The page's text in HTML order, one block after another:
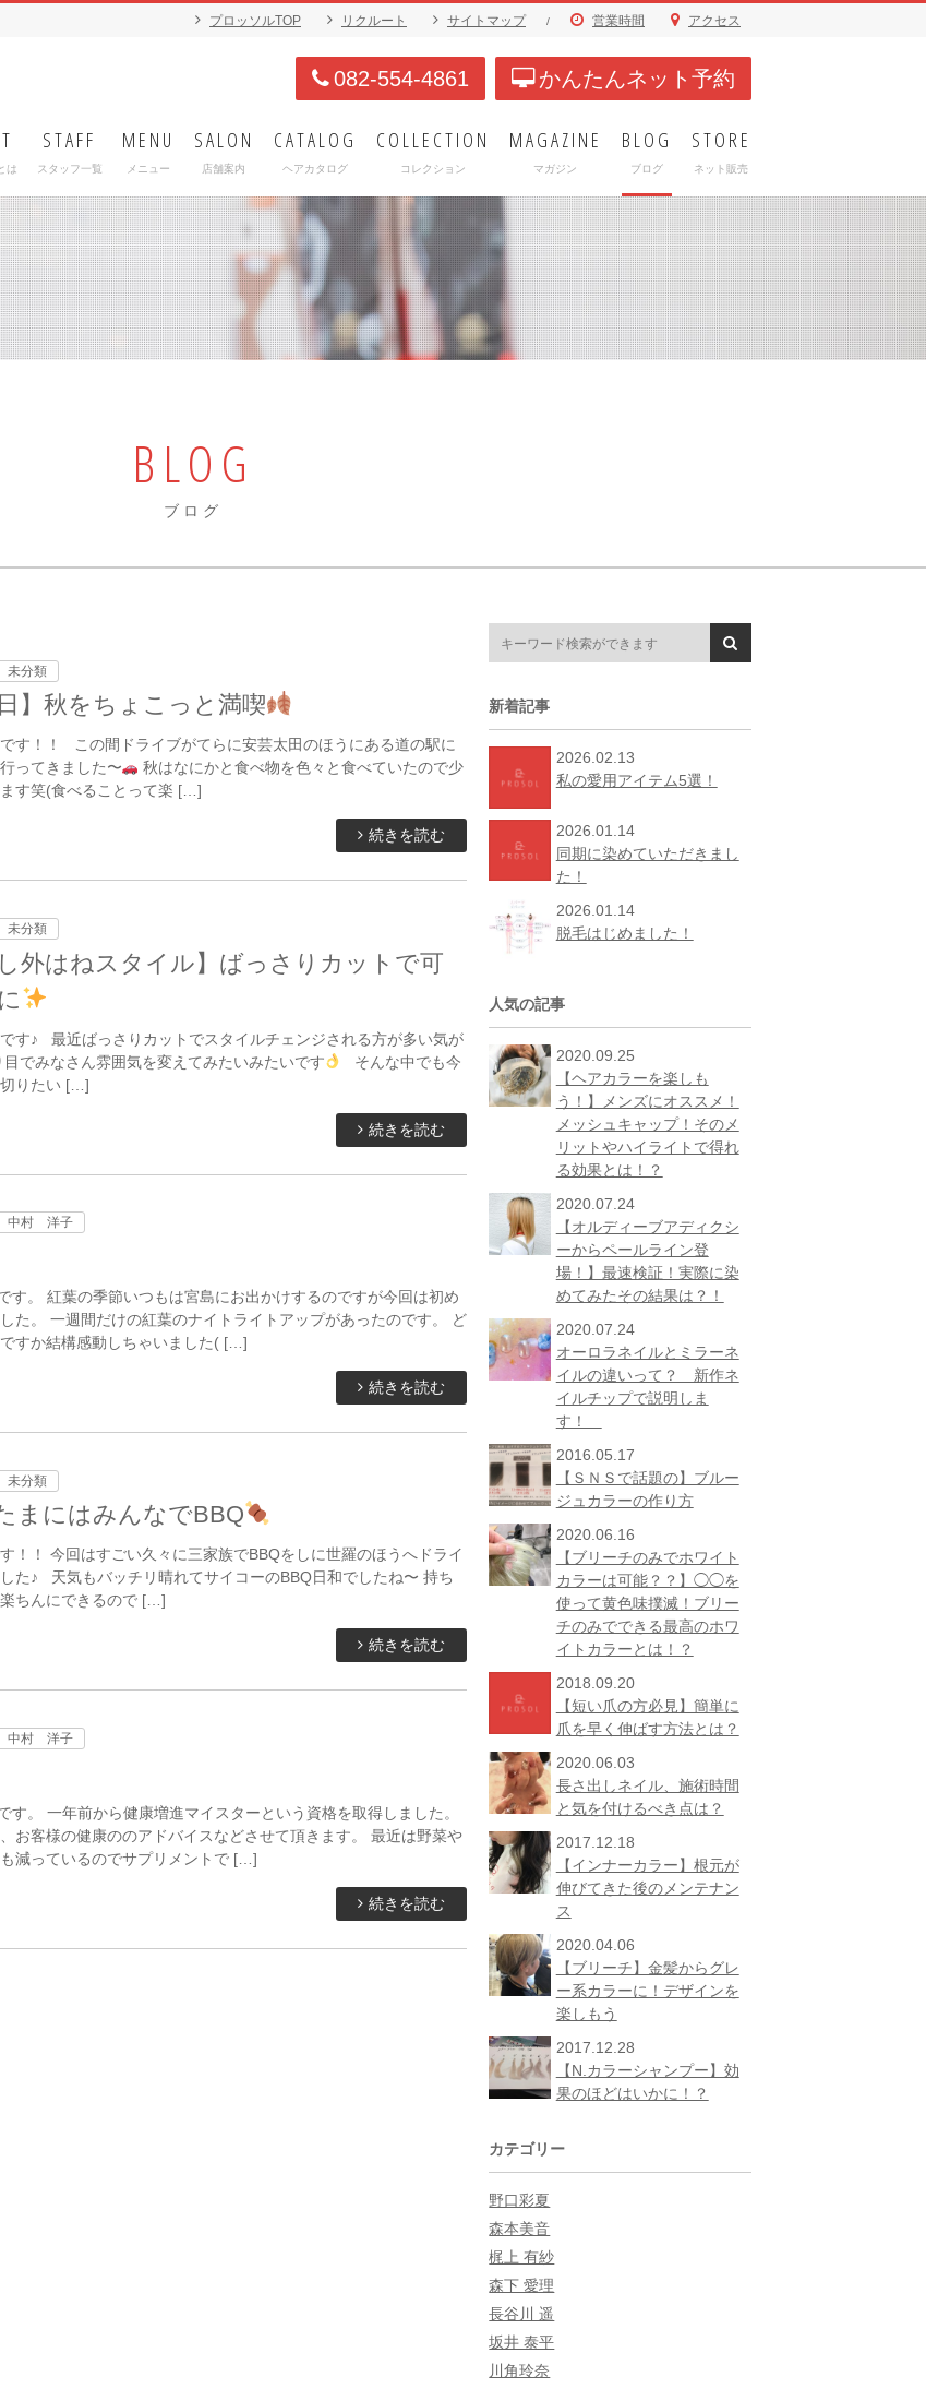
プロッソルTOP リクルート サイトマップ / 営業時間 アクセス
082-554-4861 かんたんネット予約
は
STAFF
スタッフ一覧
MENU
メニュー
SALON
店舗案内
CATALOG
ヘアカタログ
COLLECTION
コレクション
MAGAZINE
マガジン
BLOG
ブログ
STORE
ネット販売
BLOG
ブログ
未分類
】秋をちょこっと満喫
す！！ この間ドライブがてらに安芸太田のほうにある道の駅に
ってきました〜
秋はなにかと食べ物を色々と食べていたので少
す笑(食べることって楽 […]
続きを読む
未分類
外はねスタイル】ばっさりカットで可
す♪ 最近ばっさりカットでスタイルチェンジされる方が多い気が
でみなさん雰囲気を変えてみたいみたいです
そんな中でも今
切りたい […]
続きを読む
中村 洋子
す。 紅葉の季節いつもは宮島にお出かけするのですが今回は初め
た。 一週間だけの紅葉のナイトライトアップがあったのです。 ど
すか結構感動しちゃいました( […]
続きを読む
未分類
まにはみんなでBBQ
！！ 今回はすごい久々に三家族でBBQをしに世羅のほうへドライ
た♪ 天気もバッチリ晴れてサイコーのBBQ日和でしたね〜 持ち
ちんにできるので […]
続きを読む
中村 洋子
す。 一年前から健康増進マイスターという資格を取得しました。
お客様の健康ののアドバイスなどさせて頂きます。 最近は野菜や
減っているのでサプリメントで […]
続きを読む
新着記事
2026.02.13
私の愛用アイテム5選！
2026.01.14
同期に染めていただきまし
た！
2026.01.14
脱毛はじめました！
人気の記事
2020.09.25
【ヘアカラーを楽しも
う！】メンズにオススメ！
メッシュキャップ！そのメ
リットやハイライトで得れ
る効果とは！？
2020.07.24
【オルディーブアディクシ
ーからペールライン登
場！】最速検証！実際に染
めてみたその結果は？！
2020.07.24
オーロラネイルとミラーネ
イルの違いって？ 新作ネ
イルチップで説明しま
す！
2016.05.17
【ＳＮＳで話題の】ブルー
ジュカラーの作り方
2020.06.16
【ブリーチのみでホワイト
カラーは可能？？】◯◯を
使って黄色味撲滅！ブリー
チのみでできる最高のホワ
イトカラーとは！？
2018.09.20
【短い爪の方必見】簡単に
爪を早く伸ばす方法とは？
2020.06.03
長さ出しネイル、施術時間
と気を付けるべき点は？
2017.12.18
【インナーカラー】根元が
伸びてきた後のメンテナン
ス
2020.04.06
【ブリーチ】金髪からグレ
ー系カラーに！デザインを
楽しもう
2017.12.28
【N.カラーシャンプー】効
果のほどはいかに！？
カテゴリー
野口彩夏
森本美音
梶上 有紗
森下 愛理
長谷川 遥
坂井 泰平
川角玲奈